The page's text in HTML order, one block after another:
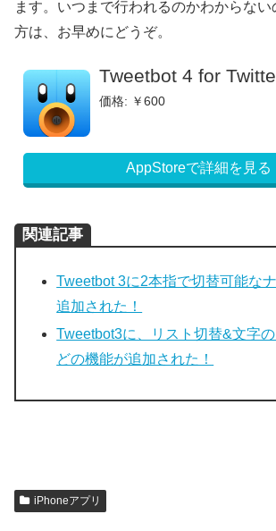
ます。いつまで行われるのかわからな
方は、お早めにどうぞ。
Tweetbot 4 for
価格: ￥600
AppStoreで詳細を見る
関連記事
Tweetbot 3に2本指で切替可能な
追加された！
Tweetbot3に、リスト切替&文字
どの機能が追加された！
iPhoneアプリ